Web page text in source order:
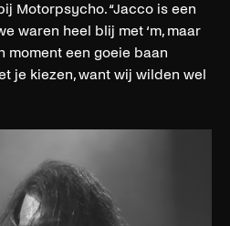
Motorpsycho. “Jacco is een
waren heel blij met ‘m, maar
moment een goeie baan
je kiezen, want wij wilden wel